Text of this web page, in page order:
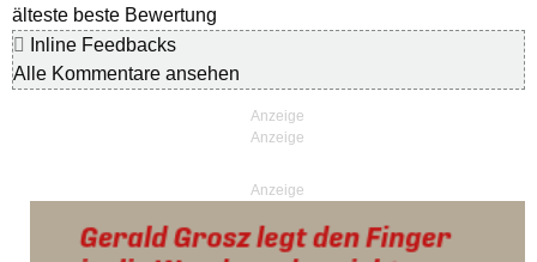
älteste beste Bewertung
Inline Feedbacks
Alle Kommentare ansehen
Anzeige